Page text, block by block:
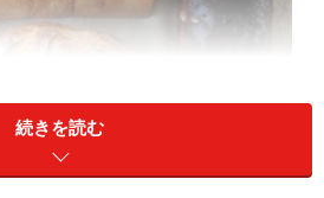
続きを読む